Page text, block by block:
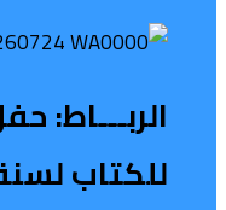
الربـــاط:
للكتاب لسنة